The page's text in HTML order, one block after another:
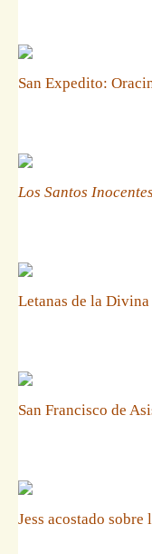
San Expedito:
Los Santos Inocentes
Letanas de la
San Francisco de
Jess acostado sobre